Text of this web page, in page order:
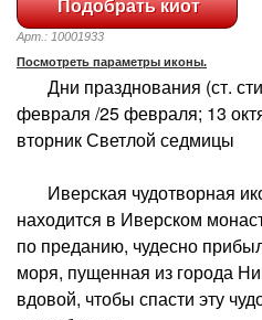
Арт.: 10001933
Посмотреть параметры иконы.
Дни празднования (ст.
февраля /25 февраля; 13
вторник Светлой седмицы
Иверская чудотворная
находится в Иверском
по преданию, чудесно
моря, пущенная из города
вдовой, чтобы спасти эту